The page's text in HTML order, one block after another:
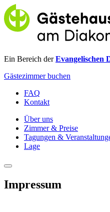
Ein Bereich derEvangelischen
Gästezimmer buchen
FAQ
Kontakt
Über uns
Zimmer & Preise
Tagungen &
Lage
Impressum